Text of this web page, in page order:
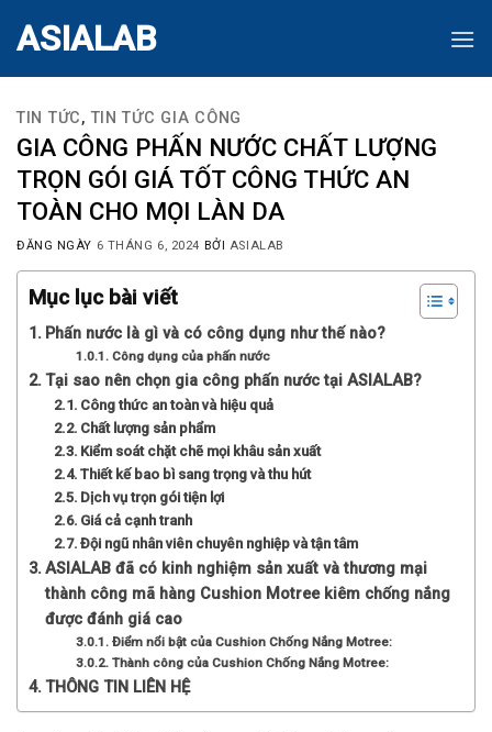
ASIALAB
TIN TỨC,TIN TỨC GIA CÔNG
GIA CÔNG PHẤN NƯỚC CHẤT LƯỢNG
TRỌN GÓI GIÁ TỐT CÔNG THỨC AN
TOÀN CHO MỌI LÀN DA
ĐĂNG NGÀY 6 THÁNG 6, 2024 BỞI ASIALAB
Mục lục bài viết
Phấn nước là gì và có công dụng như thế nào?
Công dụng của phấn nước
Tại sao nên chọn gia công phấn nước tại ASIALAB?
Công thức an toàn và hiệu quả
Chất lượng sản phẩm
Kiểm soát chặt chẽ mọi khâu sản xuất
Thiết kế bao bì sang trọng và thu hút
Dịch vụ trọn gói tiện lợi
Giá cả cạnh tranh
Đội ngũ nhân viên chuyên nghiệp và tận tâm
ASIALAB đã có kinh nghiệm sản xuất và thương mại
thành công mã hàng Cushion Motree kiêm chống nắng
được đánh giá cao
Điểm nổi bật của Cushion Chống Nắng Motree:
Thành công của Cushion Chống Nắng Motree:
THÔNG TIN LIÊN HỆ